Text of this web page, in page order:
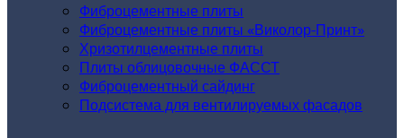
Фиброцементные плиты
Фиброцементные плиты «Виколор-Принт»
Хризотилцементные плиты
Плиты облицовочные ФАССТ
Фиброцементный сайдинг
Подсистема для вентилируемых фасадов